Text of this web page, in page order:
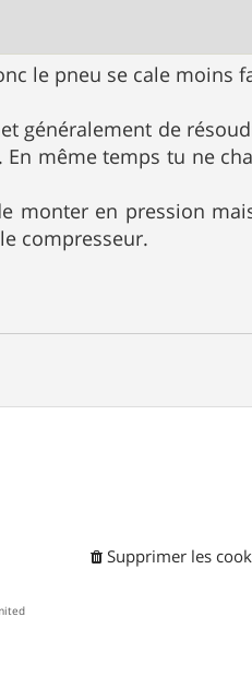
le pneu se cale moins
généralement de
même temps tu ne
monter en pression
compresseur.
Supprimer les